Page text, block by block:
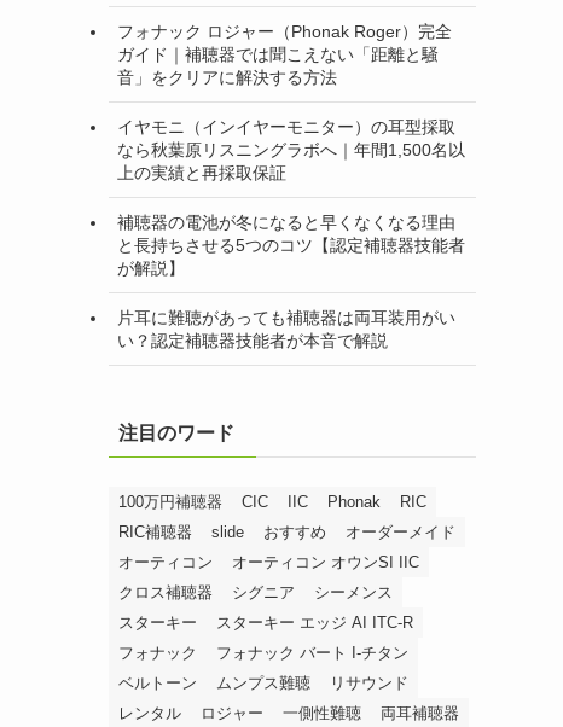
フォナック ロジャー（Phonak Roger）完全
ガイド｜補聴器では聞こえない「距離と騒
音」をクリアに解決する方法
イヤモニ（インイヤーモニター）の耳型採取
なら秋葉原リスニングラボへ｜年間1,500名以
上の実績と再採取保証
補聴器の電池が冬になると早くなくなる理由
と長持ちさせる5つのコツ【認定補聴器技能者
が解説】
片耳に難聴があっても補聴器は両耳装用がい
い？認定補聴器技能者が本音で解説
注目のワード
100万円補聴器 CIC IIC Phonak
RIC
RIC補聴器
slide おすすめ
オーダーメイド
オーティコン
オーティコン オウンSI IIC
クロス補聴器
シグニア
シーメンス
スターキー
スターキー エッジ AI ITC-R
フォナック
フォナック バート I-チタン
ベルトーン
ムンプス難聴
リサウンド
レンタル
ロジャー 一側性難聴 両耳補聴器